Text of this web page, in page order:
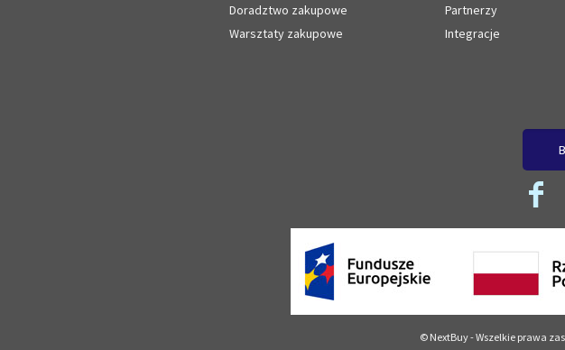
Doradztwo zakupowe
Warsztaty zakupowe
Partnerzy
Integracje
© NextBuy - Wszelkie prawa